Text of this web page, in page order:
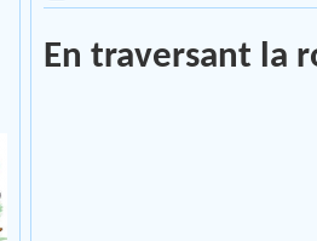
En traversant la